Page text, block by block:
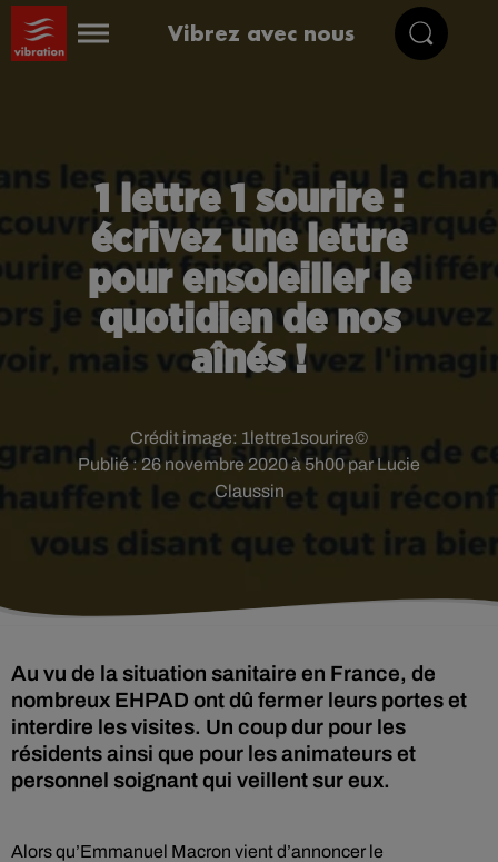
Vibrez avec nous
1 lettre 1 sourire :
écrivez une lettre
pour ensoleiller le
quotidien de nos
aînés !
Publié : 26 novembre 2020 à 5h00 par Lucie
Claussin
Crédit image: 1lettre1sourire©
Au vu de la situation sanitaire en France, de
nombreux EHPAD ont dû fermer leurs portes et
interdire les visites. Un coup dur pour les
résidents ainsi que pour les animateurs et
personnel soignant qui veillent sur eux.
Alors qu’Emmanuel Macron vient d’annoncer le